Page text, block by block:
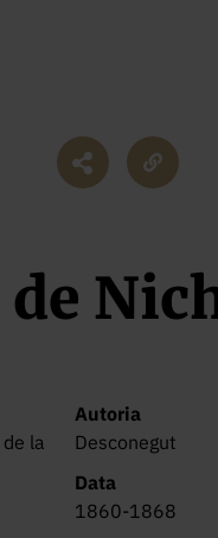
la
Autoria
Desconegut
Data
1860-1868